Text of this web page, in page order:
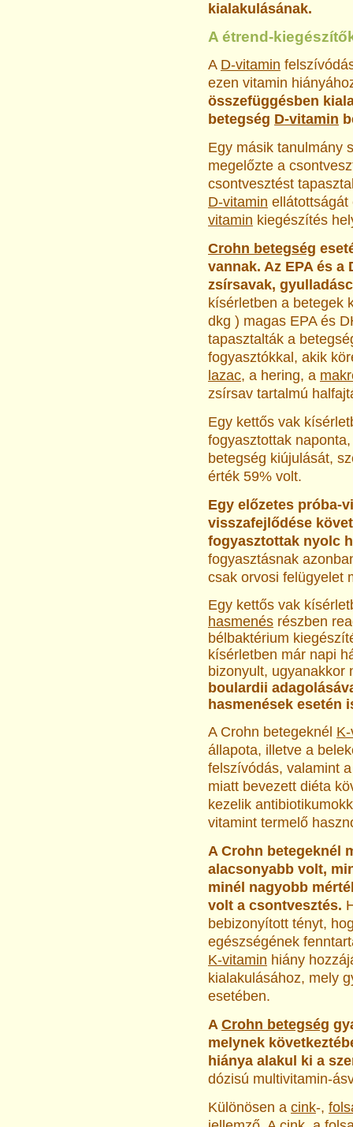
kialakulásának.
A étrend-
A D-vitamin
ezen vitamin
összefüggésben
betegség D-vitamin
Egy másik tanulmány
megelőzte a
csontvesztést
D-vitamin
vitamin kiegészítés
Crohn betegség
vannak. Az EPA és
zsírsavak,
kísérletben a betegek
dkg ) magas EPA és
tapasztalták a
fogyasztókkal, akik
lazac, a hering, a
zsírsav tartalmú
Egy kettős vak
fogyasztottak
betegség kiújulását,
érték 59% volt.
Egy előzetes próba-
visszafejlődése
fogyasztottak nyolc
fogyasztásnak
csak orvosi felügyelet
Egy kettős vak
hasmenés részben
bélbaktérium
kísérletben már napi
bizonyult,
boulardii
hasmenések esetén
A Crohn betegeknél
állapota, illetve a
felszívódás, valamint
miatt bevezett diéta
kezelik
vitamint termelő
A Crohn betegeknél
alacsonyabb volt,
minél nagyobb
volt a csontvesztés.
bebizonyított tényt,
egészségének
K-vitamin hiány
kialakulásához, mely
esetében.
A Crohn betegség
melynek
hiánya alakul ki a
dózisú multivitamin-
Különösen a cink-,